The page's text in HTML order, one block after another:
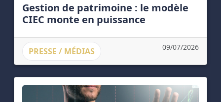
Gestion de patrimoine : le modèle
CIEC monte en puissance
PRESSE / MÉDIAS 09/07/2026